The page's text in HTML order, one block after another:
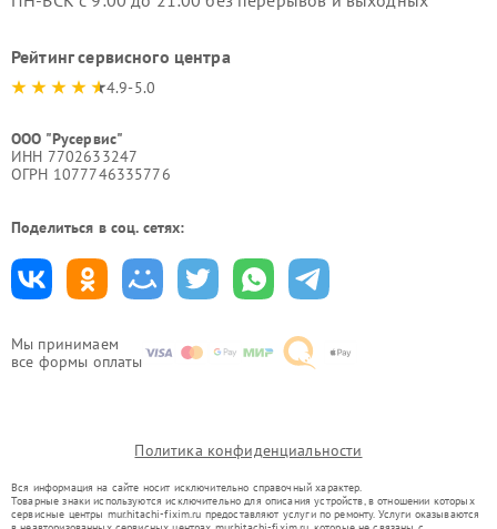
Мы принимаем
все формы оплаты
Рейтинг сервисного центра
4.9-5.0
ООО "Русервис"
ИНН 7702633247
ОГРН 1077746335776
Поделиться в соц. сетях:
Политика конфиденциальности
Вся информация на сайте носит исключительно справочный характер.
Товарные знаки используются исключительно для описания устройств, в отношении которых
сервисные центры mur.hitachi-fixim.ru предоставляют услуги по ремонту. Услуги оказываются